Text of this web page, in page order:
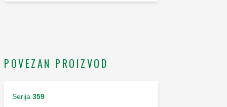
POVEZAN PROIZVOD
Serija 359